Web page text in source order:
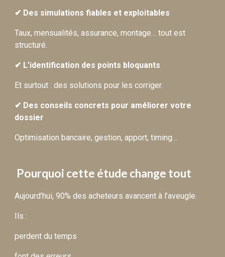
✔ Des simulations fiables et exploitables
Taux, mensualités, assurance, montage… tout est
structuré.
✔ L’identification des points bloquants
Et surtout : des solutions pour les corriger.
✔ Des conseils concrets pour améliorer votre
dossier
Optimisation bancaire, gestion, apport, timing…
Pourquoi cette étude change tout
Aujourd’hui, 90% des acheteurs avancent à l’aveugle.
Ils :
perdent du temps